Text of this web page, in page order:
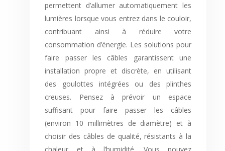
permettent d’allumer automatiquement les
lumières lorsque vous entrez dans le couloir,
contribuant ainsi à réduire votre
consommation d’énergie. Les solutions pour
faire passer les câbles garantissent une
installation propre et discrète, en utilisant
des goulottes intégrées ou des plinthes
creuses. Pensez à prévoir un espace
suffisant pour faire passer les câbles
(environ 10 millimètres de diamètre) et à
choisir des câbles de qualité, résistants à la